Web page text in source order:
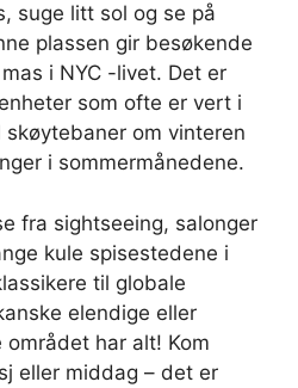
suge litt sol og se på
plassen gir besøkende
i NYC -livet. Det er
som ofte er vert i
om vinteren
i sommermånedene.
fra sightseeing, salonger
kule spisestedene i
til globale
elendige eller
har alt! Kom
eller middag – det er